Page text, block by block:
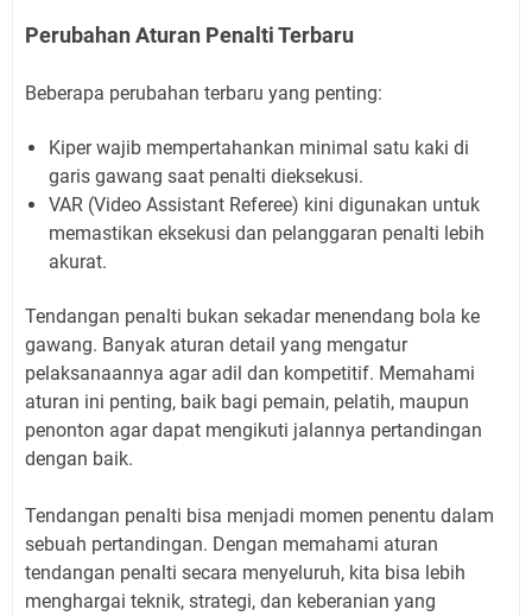
Perubahan Aturan Penalti Terbaru
Beberapa perubahan terbaru yang penting:
Kiper wajib mempertahankan minimal satu kaki di
garis gawang saat penalti dieksekusi.
VAR (Video Assistant Referee) kini digunakan untuk
memastikan eksekusi dan pelanggaran penalti lebih
akurat.
Tendangan penalti bukan sekadar menendang bola ke
gawang. Banyak aturan detail yang mengatur
pelaksanaannya agar adil dan kompetitif. Memahami
aturan ini penting, baik bagi pemain, pelatih, maupun
penonton agar dapat mengikuti jalannya pertandingan
dengan baik.
Tendangan penalti bisa menjadi momen penentu dalam
sebuah pertandingan. Dengan memahami aturan
tendangan penalti secara menyeluruh, kita bisa lebih
menghargai teknik, strategi, dan keberanian yang